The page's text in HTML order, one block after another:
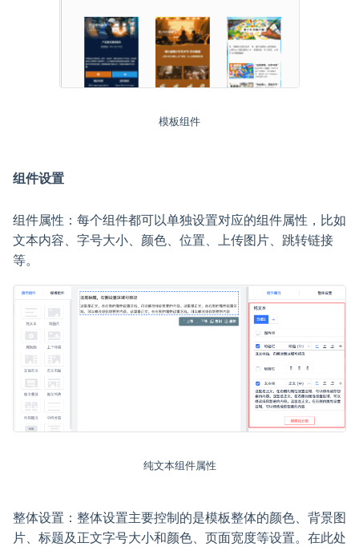
模板组件
组件设置
组件属性：每个组件都可以单独设置对应的组件属性，比如
文本内容、字号大小、颜色、位置、上传图片、跳转链接
等。
纯文本组件属性
整体设置：整体设置主要控制的是模板整体的颜色、背景图
片、标题及正文字号大小和颜色、页面宽度等设置。在此处